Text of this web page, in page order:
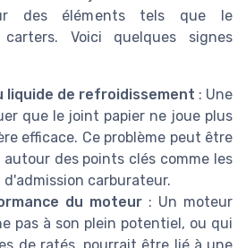
des éléments tels que le
Voici quelques signes
liquide de refroidissement : Une
que le joint papier ne joue plus
efficace. Ce problème peut être
des points clés comme les
carburateur.
du moteur : Un moteur
pas à son plein potentiel, ou qui